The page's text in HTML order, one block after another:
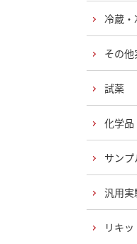
冷蔵
その
試薬
化学品
サン
汎用
リキ